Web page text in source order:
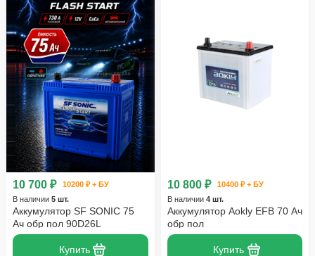
10 700 ₽
10200 ₽ + БУ
В наличии 5 шт.
Аккумулятор SF SONIC 75
Ач обр пол 90D26L
Купить
10 800 ₽
10400 ₽ + БУ
В наличии 4 шт.
Аккумулятор Aokly EFB 70 Ач
обр пол
Купить